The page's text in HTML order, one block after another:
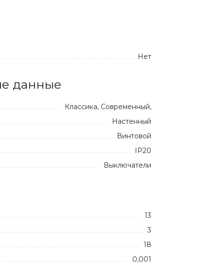
Нет
данные
Классика, Современный,
Настенный
Винтовой
IP20
Выключатели
13
3
18
0,001